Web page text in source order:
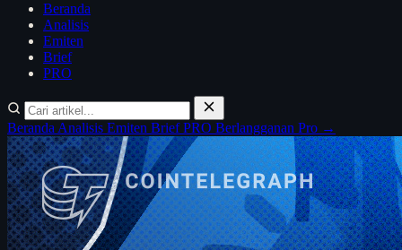
Beranda
Analisis
Emiten
Brief
PRO
Beranda Analisis Emiten BriefPRO Berlangganan Pro →